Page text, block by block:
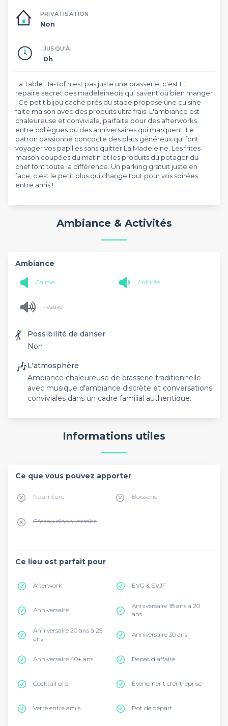
PRIVATISATION
Non
JUSQU'À
0h
La Table Ha-Tof n'est pas juste une brasserie, c'est LE
repaire secret des madeleineois qui savent où bien manger
! Ce petit bijou caché près du stade propose une cuisine
faite maison avec des produits ultra frais. L'ambiance est
chaleureuse et conviviale, parfaite pour des afterworks
entre collègues ou des anniversaires qui marquent. Le
patron passionné concocte des plats généreux qui font
voyager vos papilles sans quitter La Madeleine. Les frites
maison coupées du matin et les produits du potager du
chef font toute la différence. Un parking gratuit juste en
face, c'est le petit plus qui change tout pour vos soirées
entre amis !
Ambiance & Activités
Ambiance
Calme Animée
Festive
💃
Possibilité de danser
Non
🎶L'atmosphère
Ambiance chaleureuse de brasserie traditionnelle
avec musique d'ambiance discrète et conversations
conviviales dans un cadre familial authentique.
Informations utiles
Ce que vous pouvez apporter
Nourriture Boissons
Gâteau d'anniversaire
Ce lieu est parfait pour
Afterwork EVG & EVJF
Anniversaire
Anniversaire 18 ans à 20
ans
Anniversaire 20 ans à 25
ans
Anniversaire 30 ans
Anniversaire 40+ ans Repas d'affaire
Cocktail pro. Évènement d'entreprise
Verre entre amis Pot de départ